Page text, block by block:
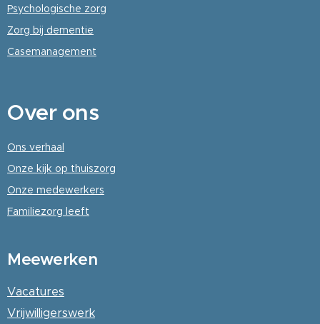
Psychologische zorg
Zorg bij dementie
Casemanagement
Over ons
Ons verhaal
Onze kijk op thuiszorg
Onze medewerkers
Familiezorg leeft
Meewerken
Vacatures
Vrijwilligerswerk